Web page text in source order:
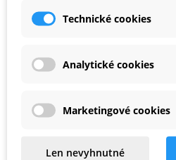
Technické cookies
Analytické cookies
Marketingové cookies
Len nevyhnutné